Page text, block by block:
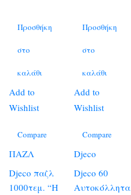
Προσθήκη
στο
καλάθι
Add to
Wishlist
Compare
ΠΑΖΛ
Djeco παζλ
1000τεμ. “Η
Προσθήκη
στο
καλάθι
Add to
Wishlist
Compare
Djeco
Djeco 60
Αυτοκόλλητα